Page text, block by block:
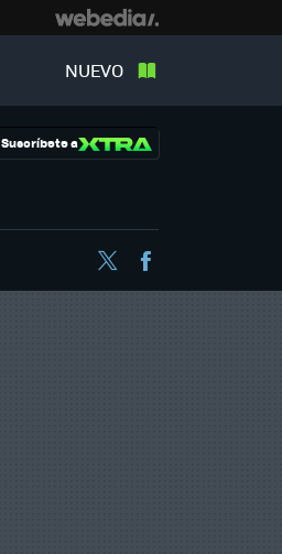
NUEVO
Suscríbete a
Twitter